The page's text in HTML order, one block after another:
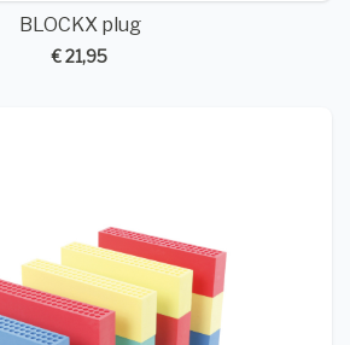
BLOCKX plug
€ 21,95